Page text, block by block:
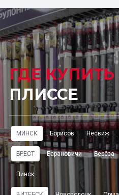
ГДЕ КУПИТЬ
ПЛИССЕ
МИНСК Борисов Несвиж
БРЕСТ Барановичи Берёза
Пинск